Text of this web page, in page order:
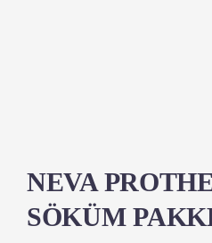
NEVA
SÖKÜM